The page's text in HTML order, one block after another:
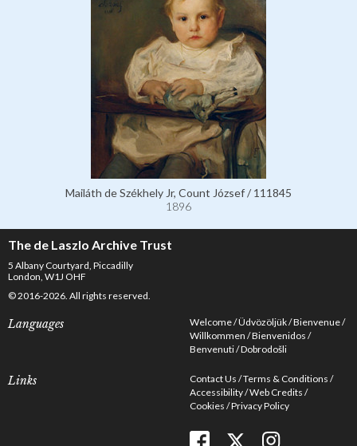
Mailáth de Székhely Jr, Count József / 111845
1896
The de Laszlo Archive Trust
5 Albany Courtyard, Piccadilly
London, W1J OHF
© 2016-2026. All rights reserved.
Languages Welcome Üdvözöljük Bienvenue
Willkommen Bienvenidos
Benvenuti Dobrodošli
Links Contact Us Terms & Conditions
Accessibility Web Credits
Cookies Privacy Policy